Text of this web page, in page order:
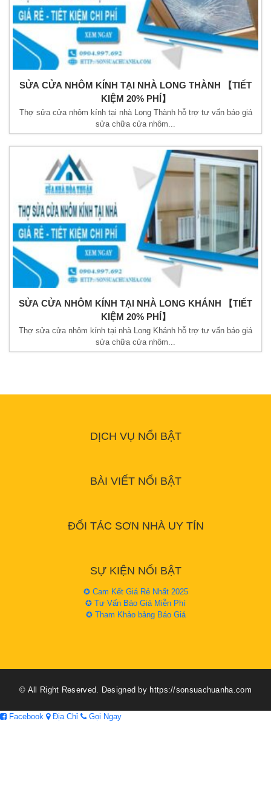
SỬA CỬA NHÔM KÍNH TẠI NHÀ LONG THÀNH 【TIẾT
KIỆM 20% PHÍ】
Thợ sửa cửa nhôm kính tại nhà Long Thành hỗ trợ tư vấn báo giá
sửa chữa cửa nhôm...
SỬA CỬA NHÔM KÍNH TẠI NHÀ LONG KHÁNH 【TIẾT
KIỆM 20% PHÍ】
Thợ sửa cửa nhôm kính tại nhà Long Khánh hỗ trợ tư vấn báo giá
sửa chữa cửa nhôm...
DỊCH VỤ NỔI BẬT
BÀI VIẾT NỔI BẬT
ĐỐI TÁC SƠN NHÀ UY TÍN
SỰ KIỆN NỔI BẬT
✪ Cam Kết Giá Rẻ Nhất 2025
✪ Tư Vấn Báo Giá Miễn Phí
✪ Tham Khảo bảng Báo Giá
© All Right Reserved. Designed by https://sonsuachuanha.com
Facebook Địa Chỉ Gọi Ngay